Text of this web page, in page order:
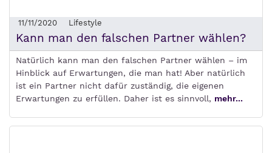
11/11/2020 Lifestyle
Kann man den falschen Partner wählen?
Natürlich kann man den falschen Partner wählen – im
Hinblick auf Erwartungen, die man hat! Aber natürlich
ist ein Partner nicht dafür zuständig, die eigenen
Erwartungen zu erfüllen. Daher ist es sinnvoll, mehr...